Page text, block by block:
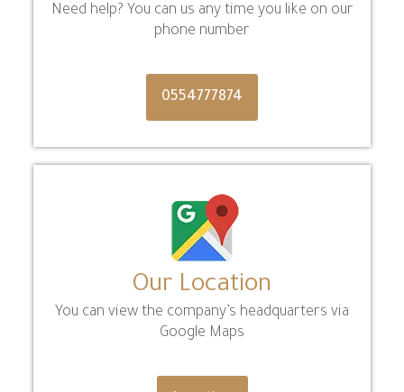
Need help? You can us any time you like on our
phone number
0554777874
Our Location
You can view the company’s headquarters via
Google Maps